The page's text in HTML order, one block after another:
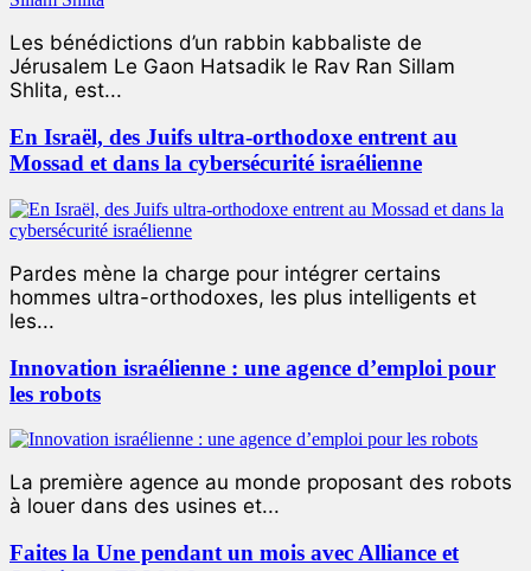
Les bénédictions d’un rabbin kabbaliste de
Jérusalem Le Gaon Hatsadik le Rav Ran Sillam
Shlita, est...
En Israël, des Juifs ultra-orthodoxe entrent au
Mossad et dans la cybersécurité israélienne
Pardes mène la charge pour intégrer certains
hommes ultra-orthodoxes, les plus intelligents et
les...
Innovation israélienne : une agence d’emploi pour
les robots
La première agence au monde proposant des robots
à louer dans des usines et...
Faites la Une pendant un mois avec Alliance et